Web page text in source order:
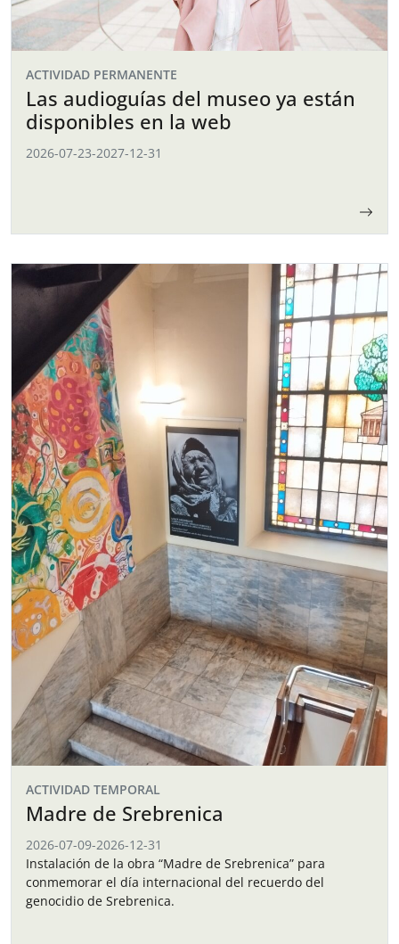
ACTIVIDAD PERMANENTE
Las audioguías del museo ya están
disponibles en la web
2026-07-23-2027-12-31
ACTIVIDAD TEMPORAL
Madre de Srebrenica
2026-07-09-2026-12-31
Instalación de la obra “Madre de Srebrenica” para
conmemorar el día internacional del recuerdo del
genocidio de Srebrenica.